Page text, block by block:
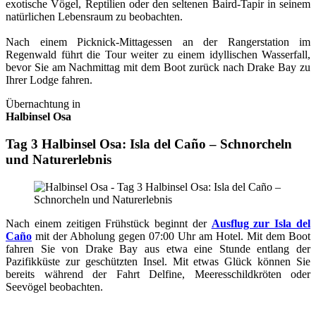
exotische Vögel, Reptilien oder den seltenen Baird-Tapir in seinem
natürlichen Lebensraum zu beobachten.
Nach einem Picknick-Mittagessen an der Rangerstation im
Regenwald führt die Tour weiter zu einem idyllischen Wasserfall,
bevor Sie am Nachmittag mit dem Boot zurück nach Drake Bay zu
Ihrer Lodge fahren.
Übernachtung in
Halbinsel Osa
Tag 3 Halbinsel Osa: Isla del Caño – Schnorcheln
und Naturerlebnis
Nach einem zeitigen Frühstück beginnt der Ausflug zur Isla del
Caño mit der Abholung gegen 07:00 Uhr am Hotel. Mit dem Boot
fahren Sie von Drake Bay aus etwa eine Stunde entlang der
Pazifikküste zur geschützten Insel. Mit etwas Glück können Sie
bereits während der Fahrt Delfine, Meeresschildkröten oder
Seevögel beobachten.